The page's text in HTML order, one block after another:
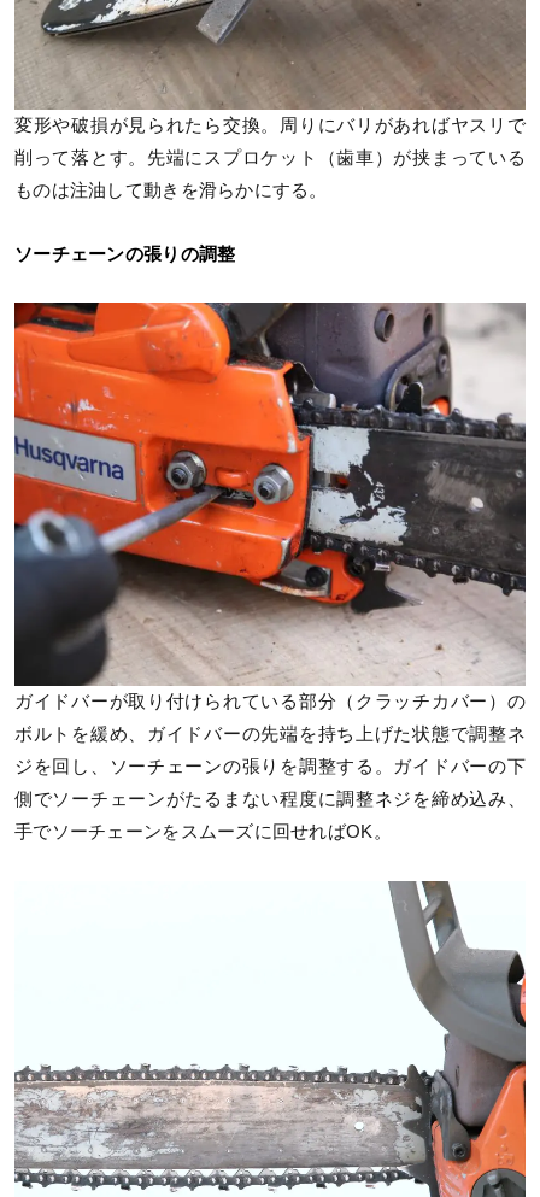
変形や破損が見られたら交換。周りにバリがあればヤスリで
削って落とす。先端にスプロケット（歯車）が挟まっている
ものは注油して動きを滑らかにする。
ソーチェーンの張りの調整
ガイドバーが取り付けられている部分（クラッチカバー）の
ボルトを緩め、ガイドバーの先端を持ち上げた状態で調整ネ
ジを回し、ソーチェーンの張りを調整する。ガイドバーの下
側でソーチェーンがたるまない程度に調整ネジを締め込み、
手でソーチェーンをスムーズに回せればOK。